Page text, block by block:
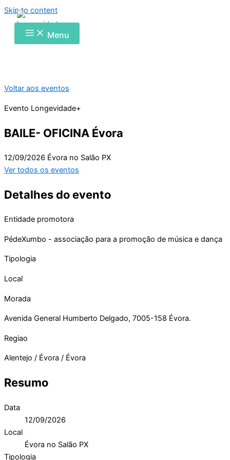
Skip to content
Menu
Voltar aos eventos
Evento Longevidade+
BAILE- OFICINA Évora
12/09/2026 Évora no Salão PX
Ver todos os eventos
Detalhes do evento
Entidade promotora
PédeXumbo - associação para a promoção de música e dança
Tipologia
Local
Morada
Avenida General Humberto Delgado, 7005-158 Évora.
Regiao
Alentejo / Évora / Évora
Resumo
Data
12/09/2026
Local
Évora no Salão PX
Tipologia